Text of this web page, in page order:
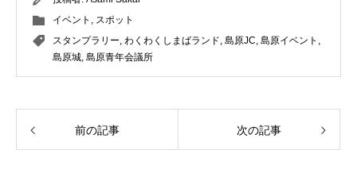
イベント , スポット
スタンプラリー, わくわくしまばランド, 島原JC, 島原イベント ,
島原城, 島原青年会議所
前の記事 次の記事